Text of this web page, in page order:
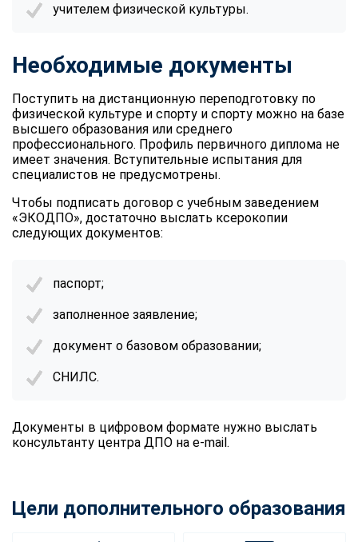
учителем физической культуры.
Необходимые документы
Поступить на дистанционную переподготовку по
физической культуре и спорту и спорту можно на базе
высшего образования или среднего
профессионального. Профиль первичного диплома не
имеет значения. Вступительные испытания для
специалистов не предусмотрены.
Чтобы подписать договор с учебным заведением
«ЭКОДПО», достаточно выслать ксерокопии
следующих документов:
паспорт;
заполненное заявление;
документ о базовом образовании;
СНИЛС.
Документы в цифровом формате нужно выслать
консультанту центра ДПО на e-mail.
Цели дополнительного образования